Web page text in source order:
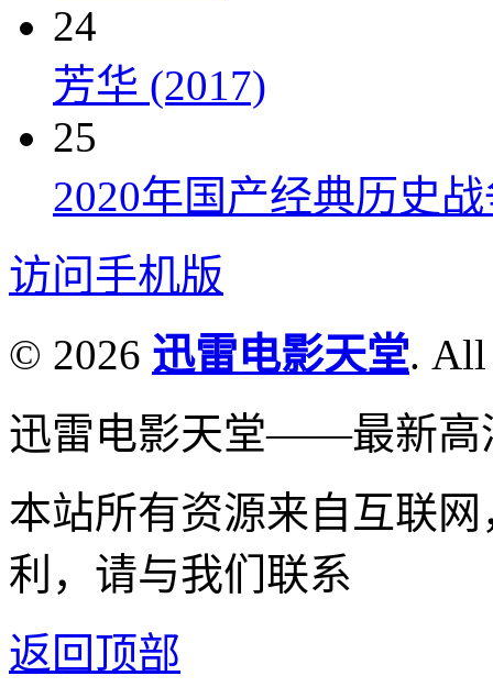
24
芳华 (2017)
25
2020年国产经典历史
访问手机版
© 2026 迅雷电影天堂. All
迅雷电影天堂——最新高
本站所有资源来自互联
利，请与我们联系
返回顶部